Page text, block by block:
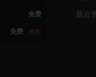
免费
免费 推荐
最近